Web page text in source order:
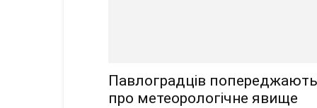
Павлоградців попереджають
про метеорологічне явище